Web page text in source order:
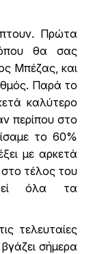
Πρώτα
θα σας
Μπέζας, και
Παρά το
καλύτερο
περίπου στο
το 60%
με αρκετά
τέλος του
όλα τα
τελευταίες
σήμερα